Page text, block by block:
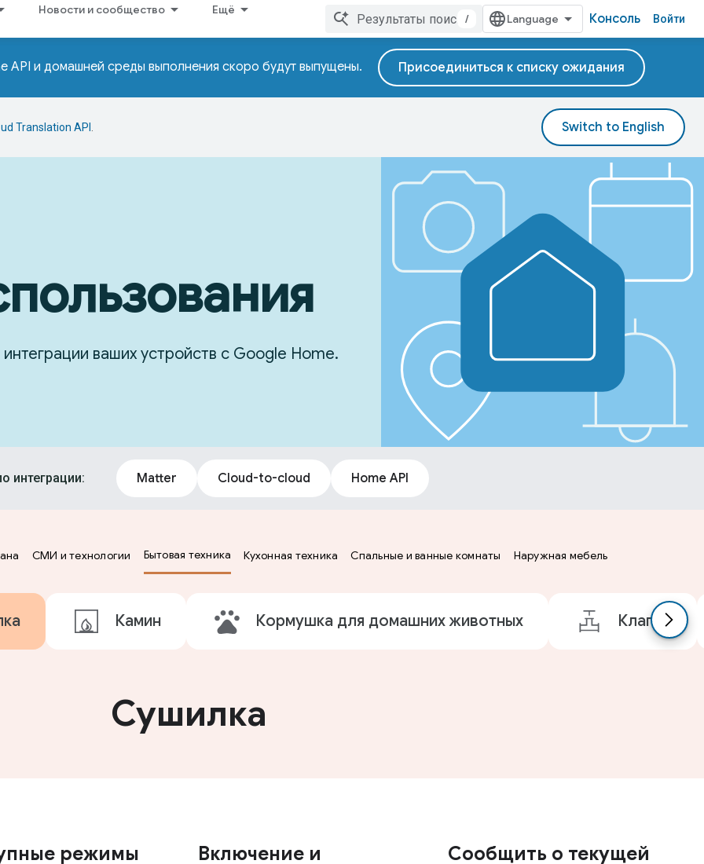
Новости и сообщество Ещё
/ Консоль Войти
API и домашней среды выполнения скоро будут выпущены. Присоединиться к списку ожидания
Translation API
ваших устройств с Google Home.